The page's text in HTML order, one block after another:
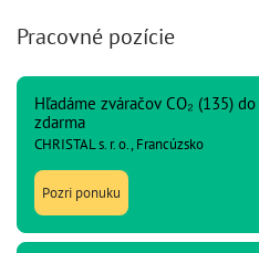
Pracovné pozície
Hľadáme zváračov CO₂ (135)
zdarma
CHRISTAL s. r. o., Francúzsko
Pozri ponuku